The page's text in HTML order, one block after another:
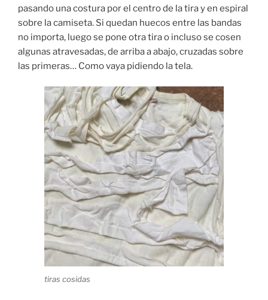
pasando una costura por el centro de la tira y en espiral
sobre la camiseta. Si quedan huecos entre las bandas
no importa, luego se pone otra tira o incluso se cosen
algunas atravesadas, de arriba a abajo, cruzadas sobre
las primeras… Como vaya pidiendo la tela.
tiras cosidas